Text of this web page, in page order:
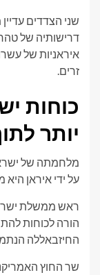
שני הצדדים
דרישותיה של
איראניות של
זרים.
כוחות
יותר
מלחמתה של
על ידי איראן היא
ראש ממשלת
הורה לכוחות
החיזבאללה
שר החוץ